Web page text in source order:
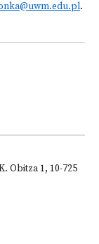
.
Obitza 1, 10-725